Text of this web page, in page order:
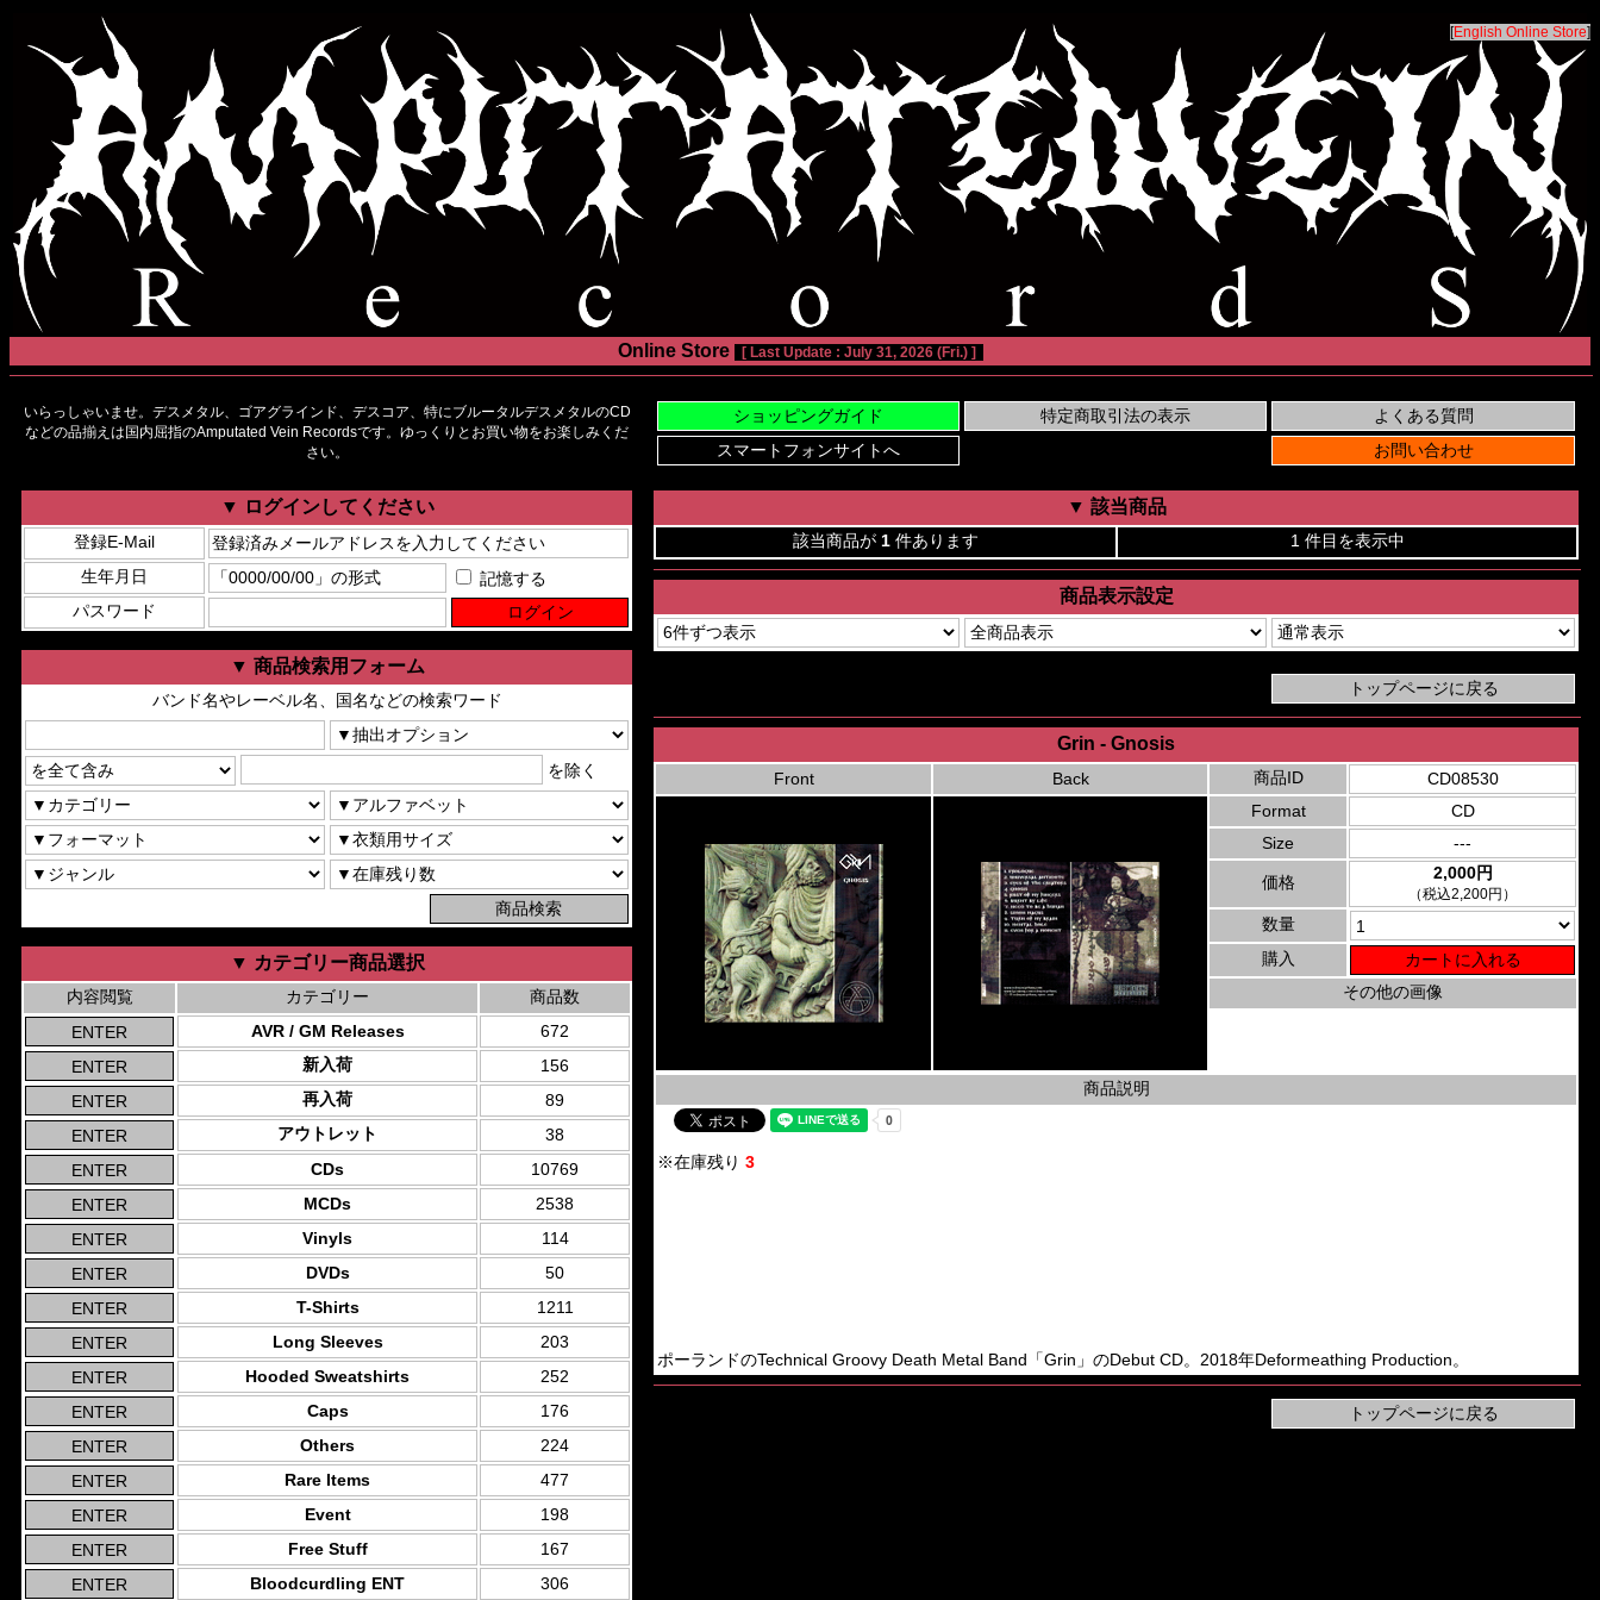
[English Online Store]
Online Store [ Last Update : July 31, 2026 (Fri.) ]
いらっしゃいませ。デスメタル、ゴアグラインド、デスコア、特にブルータルデスメタルのCD
などの品揃えは国内屈指のAmputated Vein Recordsです。ゆっくりとお買い物をお楽しみくだ
さい。
▼ ログインしてください
登録E-Mail
生年月日
記憶する
パスワード
▼ 商品検索用フォーム
バンド名やレーベル名、国名などの検索ワード
を除く
▼ カテゴリー商品選択
内容閲覧 カテゴリー
商品数
AVR / GM Releases
672
新入荷
156
再入荷
89
アウトレット
38
CDs
10769
MCDs
2538
Vinyls
114
DVDs
50
T-Shirts
1211
Long Sleeves
203
Hooded Sweatshirts
252
Caps
176
Others
224
Rare Items
477
Event
198
Free Stuff
167
Bloodcurdling ENT
306
▼ 該当商品
該当商品が 1 件あります 1 件目を表示中
商品表示設定
Grin - Gnosis
Front Back 商品ID
CD08530
Format
CD
Size
---
価格 2,000円
（税込2,200円）
数量
購入
その他の画像
商品説明
※在庫残り 3
ポーランドのTechnical Groovy Death Metal Band「Grin」のDebut CD。2018年Deformeathing Production。